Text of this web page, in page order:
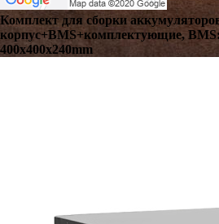
Комплект для сборки
корпус+BMS+комплектующие,
400x400x240mm